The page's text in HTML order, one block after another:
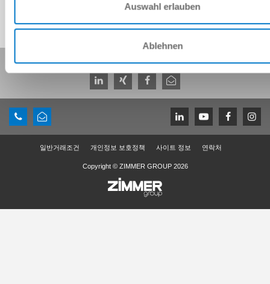
Auswahl erlauben
Ablehnen
이 페이지 공유:
일반거래조건 개인정보 보호정책 사이트 정보 연락처
Copyright © ZIMMER GROUP 2026